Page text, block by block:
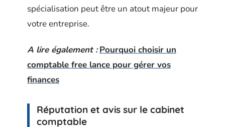
spécialisation peut être un atout majeur pour
votre entreprise.
A lire également : Pourquoi choisir un
comptable free lance pour gérer vos
finances
Réputation et avis sur le cabinet
comptable